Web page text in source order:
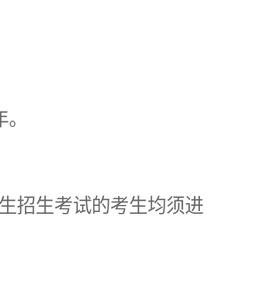
招生考试的考生均须进